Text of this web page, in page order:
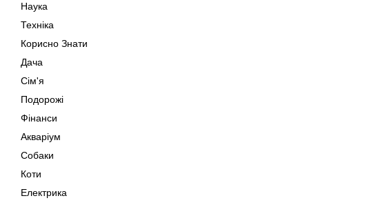
Наука
Техніка
Корисно Знати
Дача
Сім'я
Подорожі
Фінанси
Акваріум
Собаки
Коти
Електрика